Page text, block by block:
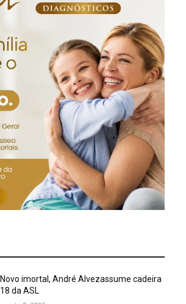
Novo imortal, André Alvezassume cadeira
18 da ASL